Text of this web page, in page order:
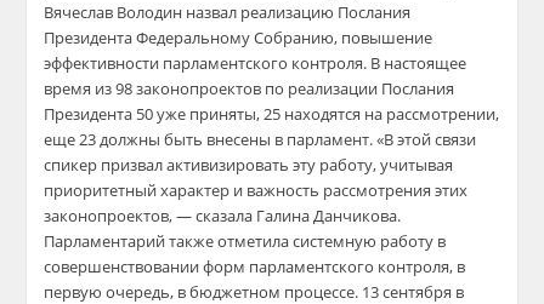
Вячеслав Володин назвал реализацию Послания
Президента Федеральному Собранию, повышение
эффективности парламентского контроля. В настоящее
время из 98 законопроектов по реализации Послания
Президента 50 уже приняты, 25 находятся на рассмотрении,
еще 23 должны быть внесены в парламент. «В этой связи
спикер призвал активизировать эту работу, учитывая
приоритетный характер и важность рассмотрения этих
законопроектов, — сказала Галина Данчикова.
Парламентарий также отметила системную работу в
совершенствовании форм парламентского контроля, в
первую очередь, в бюджетном процессе. 13 сентября в